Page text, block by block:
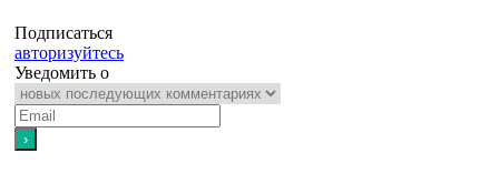
Подписаться
авторизуйтесь
Уведомить о